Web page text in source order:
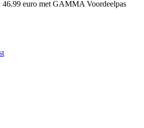
46.99 euro met GAMMA Voordeelpas